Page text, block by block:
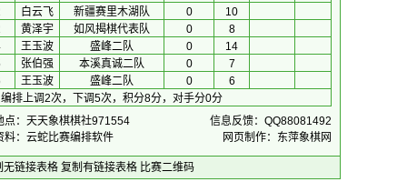
白云飞 新疆赛里木湖队 0
10
黄泽宇 如风揭棋代表队 0
8
王玉波 盛峰二队 0
14
张伯强 本溪真诚二队 0
7
王玉波 盛峰二队 0
6
排上调2次，下调5次，积分8分，对手分0分
点：天天象棋棋社971554
信息反馈：QQ88081492
料：云蛇比赛编排软件 网页制作：东萍象棋网
无链接表格 复制有链接表格 比赛二维码